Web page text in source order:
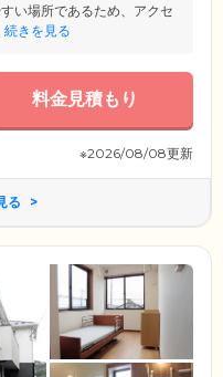
い場所であるため、アクセ
続きを見る
料金見積もり
※2026/08/08更新
る